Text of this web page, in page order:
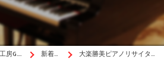
札幌市のピアノ教室は音楽工房G.M.P the 大楽 新着情報 大楽勝美ピアノリサイタル in kitara